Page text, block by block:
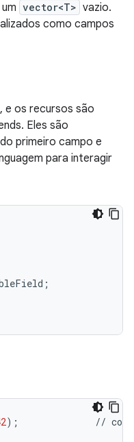
vector<T> vazio.
como campos
e os recursos são
Eles são
primeiro campo e
para interagir
); //